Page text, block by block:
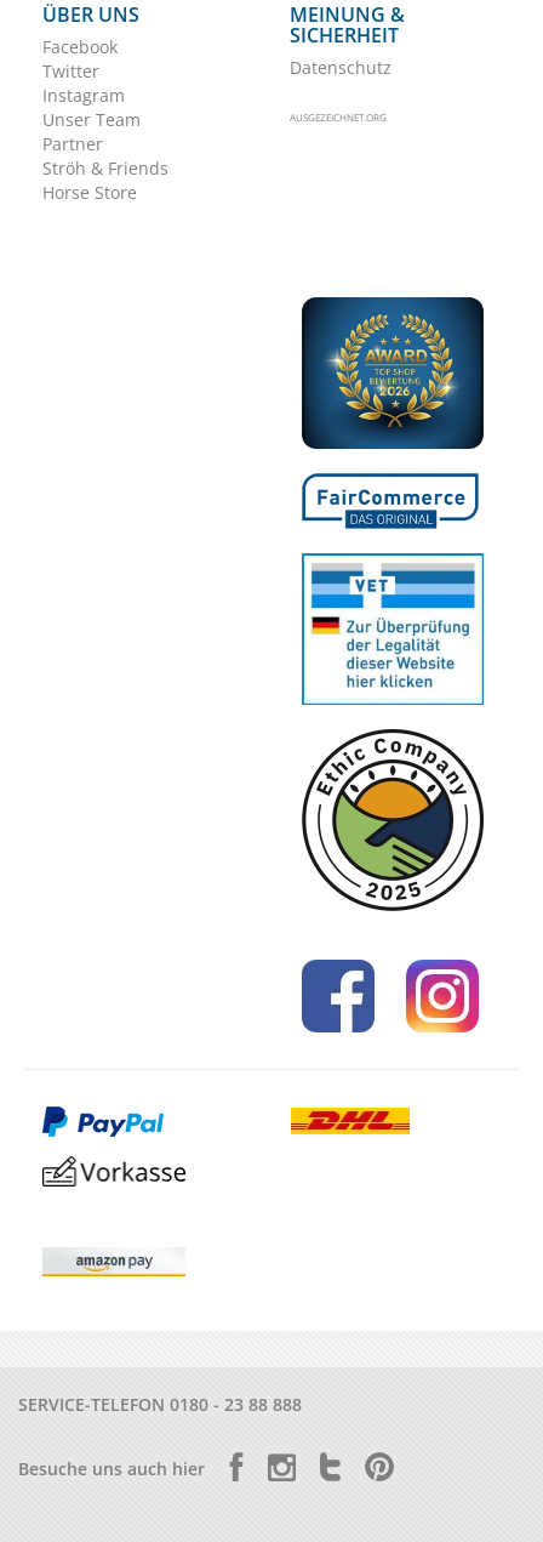
ÜBER UNS
Facebook
Twitter
Instagram
Unser Team
Partner
Ströh & Friends
Horse Store
MEINUNG &
SICHERHEIT
Datenschutz
AUSGEZEICHNET.ORG
SERVICE-TELEFON 0180 - 23 88 888
Besuche uns auch hier